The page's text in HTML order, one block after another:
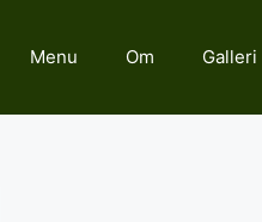
Menu Om Galleri